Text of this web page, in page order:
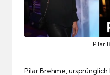
Pilar
Pilar Brehme,